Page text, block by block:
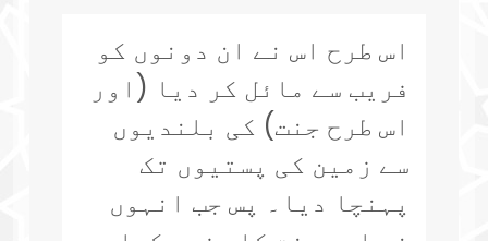
اس طرح اس نے ان دونوں کو
فریب سے مائل کر دیا (اور
اس طرح جنت) کی بلندیوں
سے زمین کی پستیوں تک
پہنچا دیا۔ پس جب انہوں